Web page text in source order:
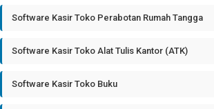
Software Kasir Toko Perabotan Rumah Tangga
Software Kasir Toko Alat Tulis Kantor (ATK)
Software Kasir Toko Buku